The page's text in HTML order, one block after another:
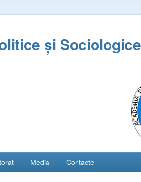
și Sociologice
Media Contacte